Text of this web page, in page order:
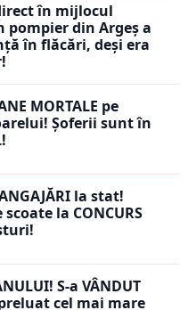
în mijlocul
pompier din Argeș a
în flăcări, deși era
MORTALE pe
Șoferii sunt în
la stat!
la CONCURS
S-a VÂNDUT
cel mai mare